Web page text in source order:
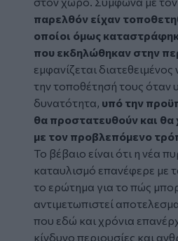
παρελθόν είχαν
οποίοι όμως
που εκδηλώθηκαν στην
εμφανίζεται διατεθειμένος
την τοποθέτησή τους όταν
δυνατότητα, υπό την
θα προστατευθούν και θα
με τον προβλεπόμενο
Το βέβαιο είναι ότι η νέα
καταυλισμό επανέφερε με
το ερώτημα για το πώς
αντιμετωπιστεί
που εδώ και χρόνια
κίνδυνο περιουσίες και